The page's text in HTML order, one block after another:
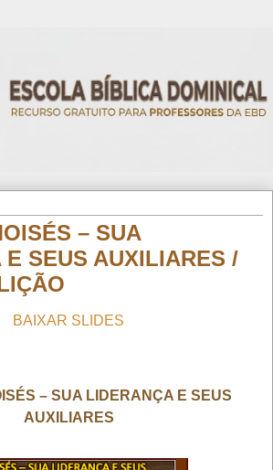
– SUA
E SEUS AUXILIARES /
BAIXAR SLIDES
– SUA LIDERANÇA E SEUS
AUXILIARES